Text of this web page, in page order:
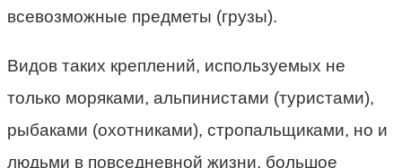
всевозможные предметы (грузы).
Видов таких креплений, используемых не
только моряками, альпинистами (туристами),
рыбаками (охотниками), стропальщиками, но и
людьми в повседневной жизни, большое